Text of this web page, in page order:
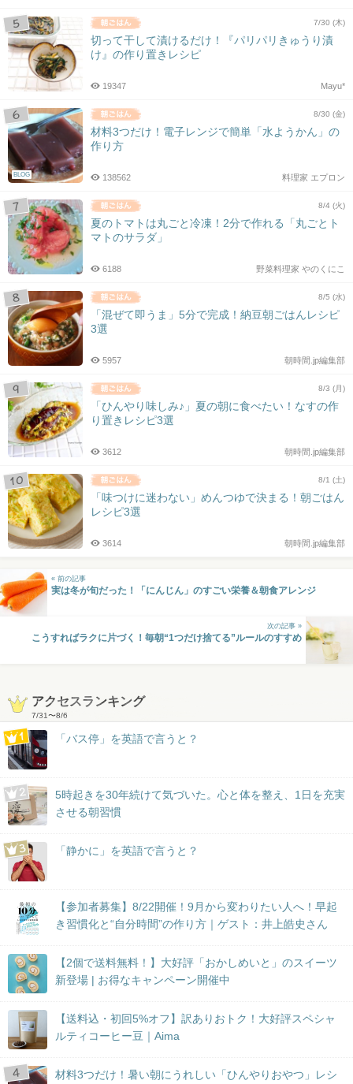
7/30 (木)
切って干して漬けるだけ！『パリパリきゅうり漬
け』の作り置きレシピ
Mayu*
19347
BLOG
8/30 (金)
材料3つだけ！電子レンジで簡単「水ようかん」の
作り方
料理家 エプロン
138562
8/4 (火)
夏のトマトは丸ごと冷凍！2分で作れる「丸ごとト
マトのサラダ」
野菜料理家 やのくにこ
6188
8/5 (水)
「混ぜて即うま」5分で完成！納豆朝ごはんレシピ
3選
朝時間.jp編集部
5957
8/3 (月)
「ひんやり味しみ♪」夏の朝に食べたい！なすの作
り置きレシピ3選
朝時間.jp編集部
3612
8/1 (土)
「味つけに迷わない」めんつゆで決まる！朝ごはん
レシピ3選
朝時間.jp編集部
3614
« 前の記事
実は冬が旬だった！「にんじん」のすごい栄養＆朝食アレンジ
次の記事 »
こうすればラクに片づく！毎朝“1つだけ捨てる”ルールのすすめ
アクセスランキング
7/31〜8/6
「バス停」を英語で言うと？
5時起きを30年続けて気づいた。心と体を整え、1日を充実
させる朝習慣
「静かに」を英語で言うと？
【参加者募集】8/22開催！9月から変わりたい人へ！早起
き習慣化と“自分時間”の作り方｜ゲスト：井上皓史さん
【2個で送料無料！】大好評「おかしめいと」のスイーツ
新登場 | お得なキャンペーン開催中
【送料込・初回5%オフ】訳ありおトク！大好評スペシャ
ルティコーヒー豆｜Aima
材料3つだけ！暑い朝にうれしい「ひんやりおやつ」レシ